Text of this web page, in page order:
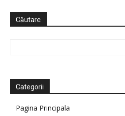
Căutare
Categorii
Pagina Principala